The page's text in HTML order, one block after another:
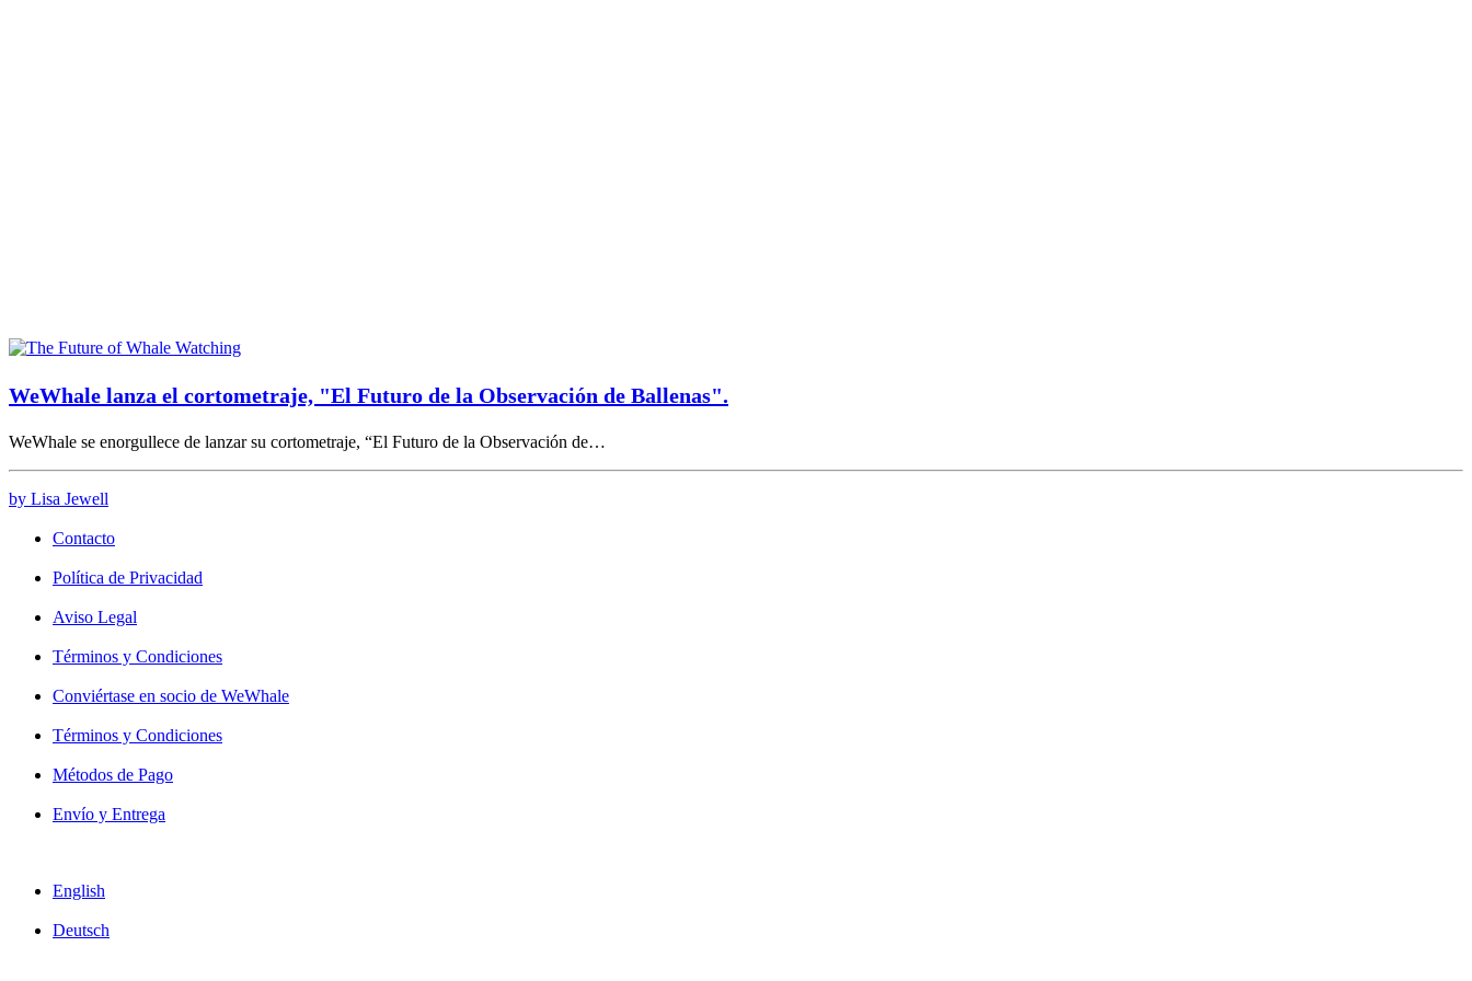
WeWhale lanza el cortometraje, "El Futuro de la Observación de Ballenas".
WeWhale se enorgullece de lanzar su cortometraje, “El Futuro de la Observación de…
by Lisa Jewell
Contacto
Política de Privacidad
Aviso Legal
Términos y Condiciones
Conviértase en socio de WeWhale
Términos y Condiciones
Métodos de Pago
Envío y Entrega
English
Deutsch